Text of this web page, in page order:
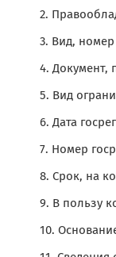
Вид, номер
Документ,
Вид
Дата
Номер
Срок, на
В пользу